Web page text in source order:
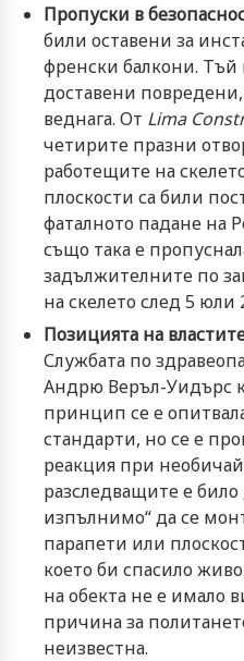
Пропуски в
били оставени за
френски балкони. Тъй
доставени
веднага. От Lima
четирите празни
работещите на
плоскости са били
фаталното падане на
също така е
задължителните по
на скелето след 5 юли
Позицията на
Службата по
Андрю Веръл-Уидърс
принцип се е
стандарти, но се е
реакция при
разследващите е
изпълнимо“ да се
парапети или
което би спасило
на обекта не е имало
причина за
неизвестна.